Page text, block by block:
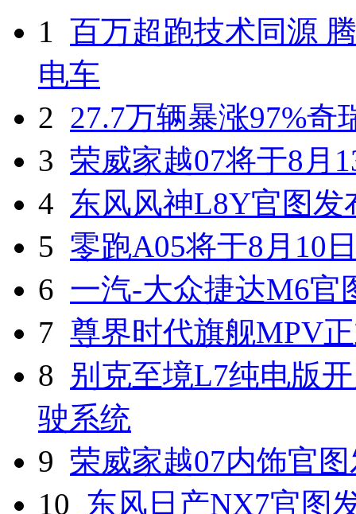
1 百万超跑技术同源
电车
2 27.7万辆暴涨97%奇
3 荣威家越07将于8月
4 东风风神L8Y官图发
5 零跑A05将于8月10
6 一汽-大众捷达M6官
7 尊界时代旗舰MPV
8 别克至境L7纯电版
驶系统
9 荣威家越07内饰官
10 东风日产NX7官图